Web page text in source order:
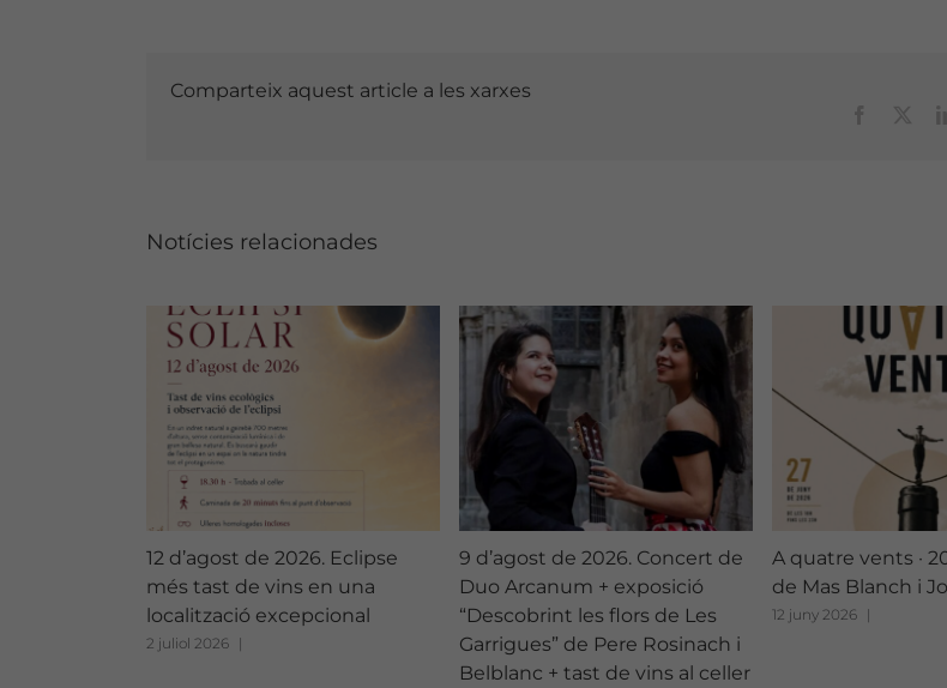
Comparteix aquest article a les xarxes
Notícies relacionades
12 d’agost de 2026. Eclipse
més tast de vins en una
localització excepcional
2 juliol 2026 |
9 d’agost de 2026. Concert de
Duo Arcanum + exposició
“Descobrint les flors de Les
Garrigues” de Pere Rosinach i
Belblanc + tast de vins al celler
A quatre vents ·
de Mas Blanch i
12 juny 2026 |